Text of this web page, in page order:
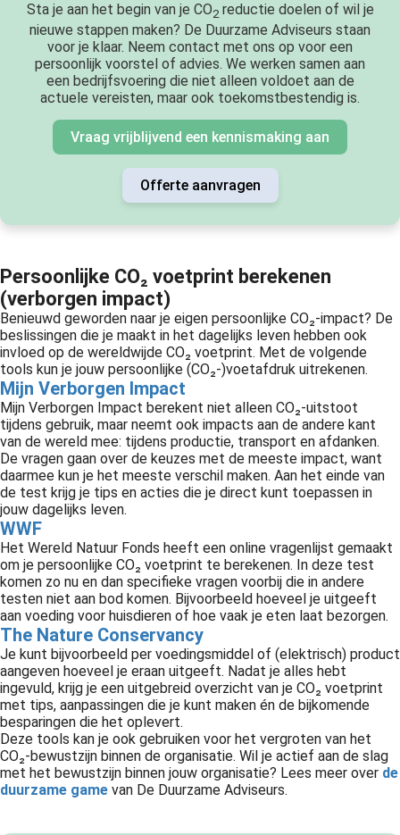
Sta je aan het begin van je CO2reductie doelen of wil je
nieuwe stappen maken? De Duurzame Adviseurs staan
voor je klaar. Neem contact met ons op voor een
persoonlijk voorstel of advies. We werken samen aan
een bedrijfsvoering die niet alleen voldoet aan de
actuele vereisten, maar ook toekomstbestendig is.
Vraag vrijblijvend een kennismaking aan
Offerte aanvragen
Persoonlijke CO₂ voetprint berekenen
(verborgen impact)
Benieuwd geworden naar je eigen persoonlijke CO₂-impact? De
beslissingen die je maakt in het dagelijks leven hebben ook
invloed op de wereldwijde CO₂ voetprint. Met de volgende
tools kun je jouw persoonlijke (CO₂-)voetafdruk uitrekenen.
Mijn Verborgen Impact
Mijn Verborgen Impact berekent niet alleen CO₂-uitstoot
tijdens gebruik, maar neemt ook impacts aan de andere kant
van de wereld mee: tijdens productie, transport en afdanken.
De vragen gaan over de keuzes met de meeste impact, want
daarmee kun je het meeste verschil maken. Aan het einde van
de test krijg je tips en acties die je direct kunt toepassen in
jouw dagelijks leven.
WWF
Het Wereld Natuur Fonds heeft een online vragenlijst gemaakt
om je persoonlijke CO₂ voetprint te berekenen. In deze test
komen zo nu en dan specifieke vragen voorbij die in andere
testen niet aan bod komen. Bijvoorbeeld hoeveel je uitgeeft
aan voeding voor huisdieren of hoe vaak je eten laat bezorgen.
The Nature Conservancy
Je kunt bijvoorbeeld per voedingsmiddel of (elektrisch) product
aangeven hoeveel je eraan uitgeeft. Nadat je alles hebt
ingevuld, krijg je een uitgebreid overzicht van je CO₂ voetprint
met tips, aanpassingen die je kunt maken én de bijkomende
besparingen die het oplevert.
Deze tools kan je ook gebruiken voor het vergroten van het
CO₂-bewustzijn binnen de organisatie. Wil je actief aan de slag
met het bewustzijn binnen jouw organisatie? Lees meer over de
duurzame game van De Duurzame Adviseurs.